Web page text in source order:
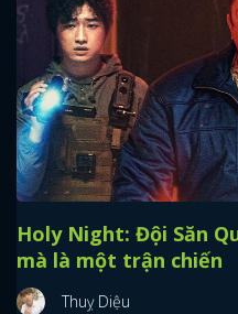
Holy Night: Đội Săn
mà là một trận chiến
Thuỵ Diệu